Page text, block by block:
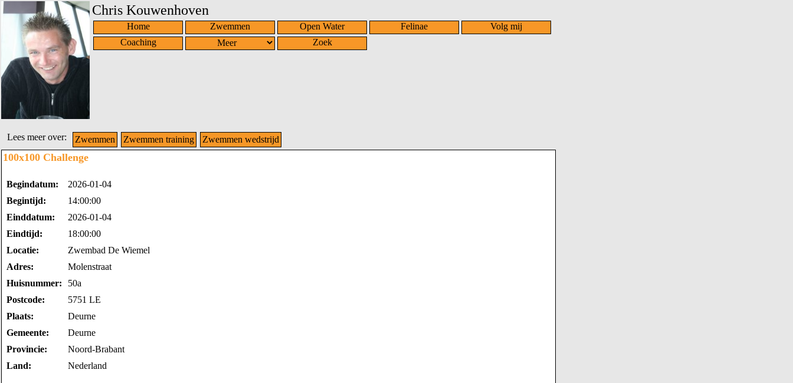
Chris Kouwenhoven
Home Zwemmen Open Water Felinae
Volg mij
Coaching
Zoek
Lees meer over: Zwemmen Zwemmen training Zwemmen wedstrijd
100x100 Challenge
Begindatum:
2026-01-04
Begintijd:
14:00:00
Einddatum:
2026-01-04
Eindtijd:
18:00:00
Locatie:
Zwembad De Wiemel
Adres:
Molenstraat
Huisnummer:
50a
Postcode:
5751 LE
Plaats:
Deurne
Gemeente:
Deurne
Provincie:
Noord-Brabant
Land:
Nederland